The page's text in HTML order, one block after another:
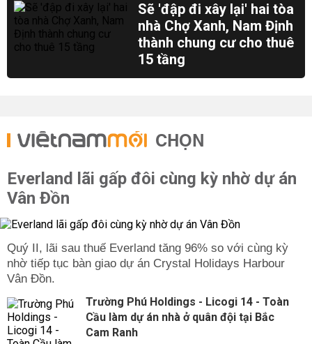
Sẽ 'đập đi xây lại' hai tòa
nhà Chợ Xanh, Nam Định
thành chung cư cho thuê
15 tầng
CHỌN
Everland lãi gấp đôi cùng kỳ nhờ dự án
Vân Đồn
Quý II, lãi sau thuế Everland tăng 96% so với cùng kỳ
nhờ tiếp tục bàn giao dự án Crystal Holidays Harbour
Vân Đồn.
Trường Phú Holdings - Licogi 14 - Toàn
Cầu làm dự án nhà ở quân đội tại Bắc
Cam Ranh